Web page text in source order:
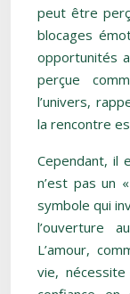
peut être
blocages
opportunités
perçue
l’univers,
la rencontre
Cependant, il
n’est pas un
symbole qui
l’ouverture
L’amour,
vie,